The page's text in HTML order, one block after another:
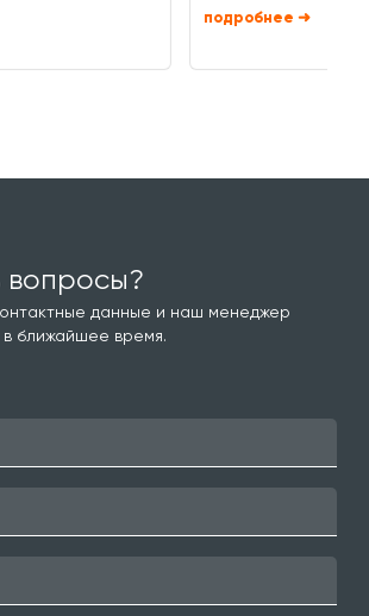
➜
вопросы?
данные и наш менеджер
в ближайшее время.